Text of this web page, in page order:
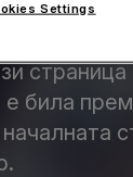
страница
била
Settings